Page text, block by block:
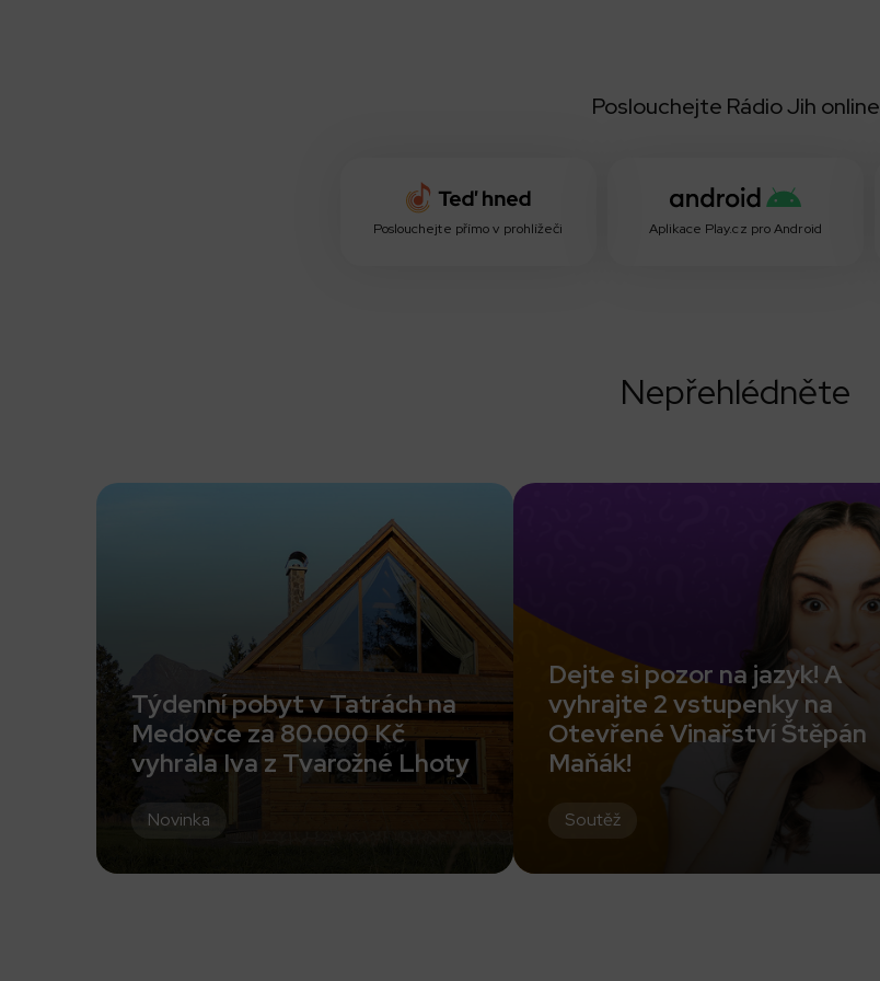
Poslouchejte Rádio Jih online
Poslouchejte přímo v prohlížeči Aplikace Play.cz pro Android
Nepřehlédněte
Týdenní pobyt v Tatrách na
Medovce za 80.000 Kč
vyhrála Iva z Tvarožné Lhoty
Novinka
Dejte si pozor na jazyk! A
vyhrajte 2 vstupenky na
Otevřené Vinařství Štěpán
Maňák!
Soutěž